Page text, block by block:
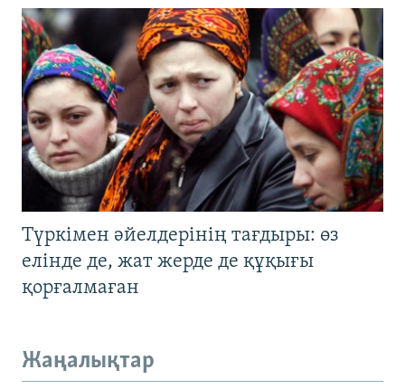
Түркімен әйелдерінің тағдыры: өз
елінде де, жат жерде де құқығы
қорғалмаған
Жаңалықтар